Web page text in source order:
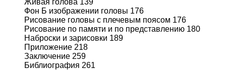
Живая голова 139
Фон Б изображении головы 176
Рисование головы с плечевым поясом 176
Рисование по памяти и по представлению 180
Наброски и зарисовки 189
Приложение 218
Заключение 259
Библиография 261